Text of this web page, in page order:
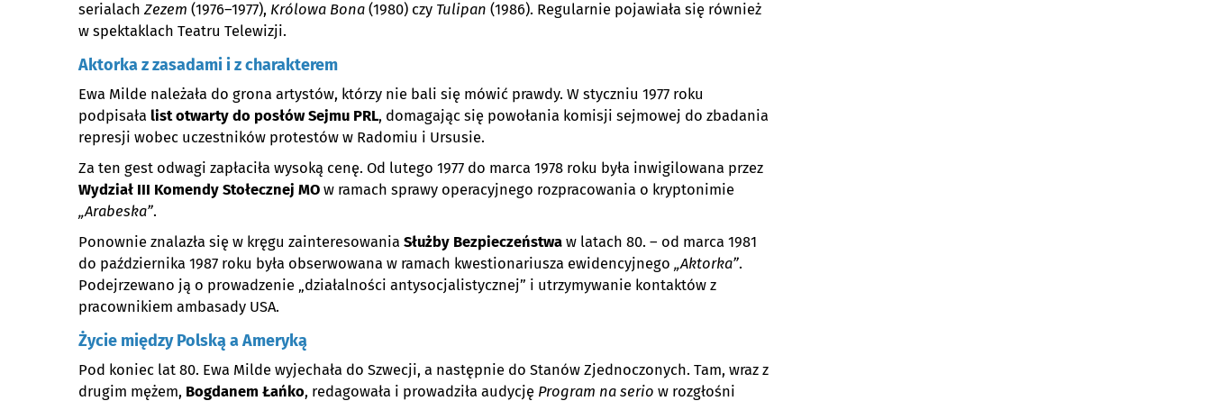
serialach Zezem (1976–1977), Królowa Bona (1980) czy Tulipan (1986). Regularnie pojawiała się również
w spektaklach Teatru Telewizji.
Aktorka z zasadami i z charakterem
Ewa Milde należała do grona artystów, którzy nie bali się mówić prawdy. W styczniu 1977 roku
podpisała list otwarty do posłów Sejmu PRL, domagając się powołania komisji sejmowej do zbadania
represji wobec uczestników protestów w Radomiu i Ursusie.
Za ten gest odwagi zapłaciła wysoką cenę. Od lutego 1977 do marca 1978 roku była inwigilowana przez
Wydział III Komendy Stołecznej MO w ramach sprawy operacyjnego rozpracowania o kryptonimie
„Arabeska”.
Ponownie znalazła się w kręgu zainteresowania Służby Bezpieczeństwa w latach 80. – od marca 1981
do października 1987 roku była obserwowana w ramach kwestionariusza ewidencyjnego „Aktorka”.
Podejrzewano ją o prowadzenie „działalności antysocjalistycznej” i utrzymywanie kontaktów z
pracownikiem ambasady USA.
Życie między Polską a Ameryką
Pod koniec lat 80. Ewa Milde wyjechała do Szwecji, a następnie do Stanów Zjednoczonych. Tam, wraz z
drugim mężem, Bogdanem Łańko, redagowała i prowadziła audycję Program na serio w rozgłośni